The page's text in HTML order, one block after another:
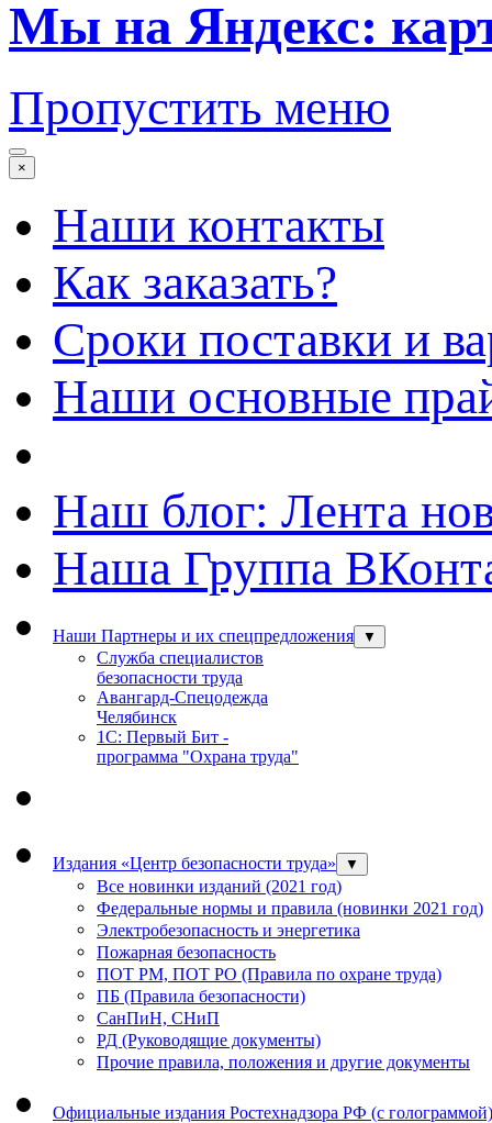
Мы на Яндекс:
Пропустить меню
×
Наши контакты
Как заказать?
Сроки поставки и
Наши основные
Наш блог: Лента
Наша Группа
Наши Партнеры и их спецпредложения ▼
Служба специалистов
безопасности труда
Авангард-Спецодежда
Челябинск
1С: Первый Бит -
программа "Охрана труда"
Издания «Центр безопасности труда» ▼
Все новинки изданий (2021 год)
Федеральные нормы и правила (новинки 2021 год)
Электробезопасность и энергетика
Пожарная безопасность
ПОТ РМ, ПОТ РО (Правила по охране труда)
ПБ (Правила безопасности)
СанПиН, СНиП
РД (Руководящие документы)
Прочие правила, положения и другие документы
Официальные издания Ростехнадзора РФ (с голограммой)